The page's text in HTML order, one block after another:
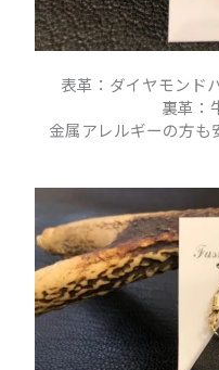
表革：ダイヤモン
裏革：
金属アレルギーの方も